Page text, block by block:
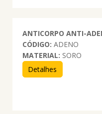
ANTICORPO ANTI-
CÓDIGO: ADENO
MATERIAL: SORO
Detalhes